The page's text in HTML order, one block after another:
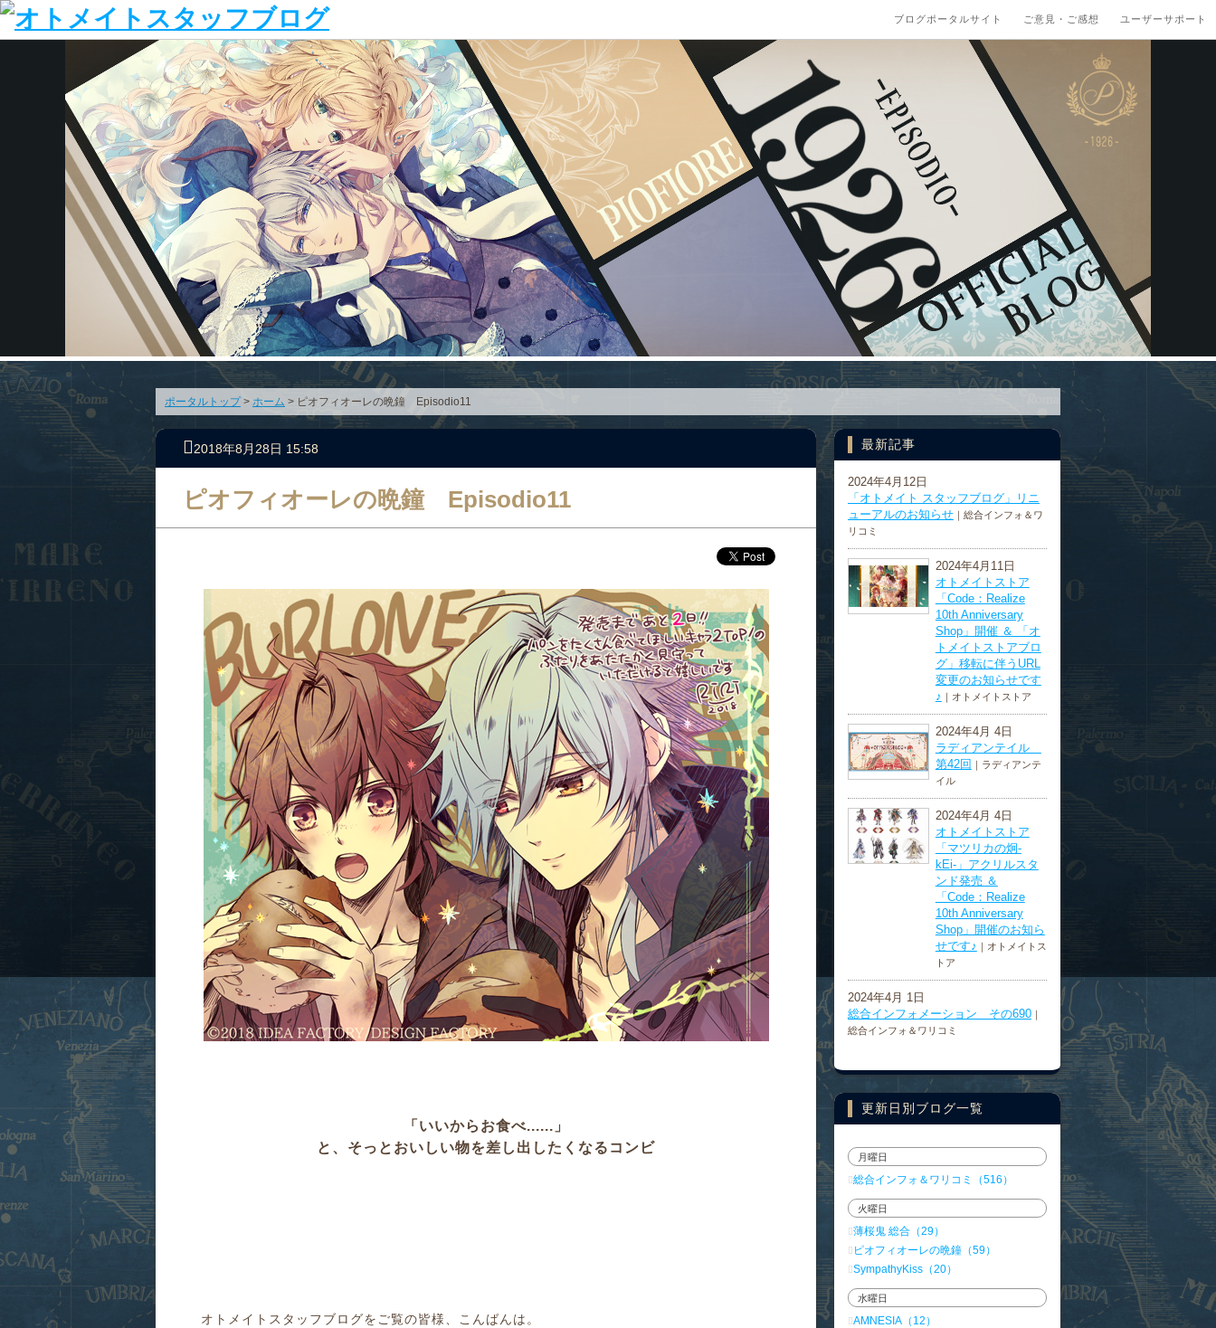
ブログポータルサイト ご意見・ご感想 ユーザーサポート
ポータルトップ> ホーム > ピオフィオーレの晩鐘 Episodio11
2018年8月28日 15:58
ピオフィオーレの晩鐘 Episodio11
「いいからお食べ......」
と、そっとおいしい物を差し出したくなるコンビ
オトメイトスタッフブログをご覧の皆様、こんばんは。
最新記事
2024年4月12日
「オトメイト スタッフブログ」リニ
ューアルのお知らせ ｜総合インフォ＆ワ
リコミ
2024年4月11日
オトメイトストア
「Code：Realize
10th Anniversary
Shop」開催 ＆ 「オ
トメイトストアブロ
グ」移転に伴うURL
変更のお知らせです
♪ ｜オトメイトストア
2024年4月 4日
ラディアンテイル
第42回 ｜ラディアンテ
イル
2024年4月 4日
オトメイトストア
「マツリカの炯-
kEi-」アクリルスタ
ンド発売 ＆
「Code：Realize
10th Anniversary
Shop」開催のお知ら
せです♪ ｜オトメイトス
トア
2024年4月 1日
総合インフォメーション その690 ｜
総合インフォ＆ワリコミ
更新日別ブログ一覧
月曜日
総合インフォ＆ワリコミ（516）
火曜日
薄桜鬼 総合（29）
ピオフィオーレの晩鐘（59）
SympathyKiss（20）
水曜日
AMNESIA（12）